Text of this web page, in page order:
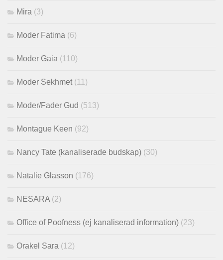
Mira (3)
Moder Fatima (6)
Moder Gaia (110)
Moder Sekhmet (11)
Moder/Fader Gud (513)
Montague Keen (92)
Nancy Tate (kanaliserade budskap) (30)
Natalie Glasson (176)
NESARA (2)
Office of Poofness (ej kanaliserad information) (23)
Orakel Sara (12)